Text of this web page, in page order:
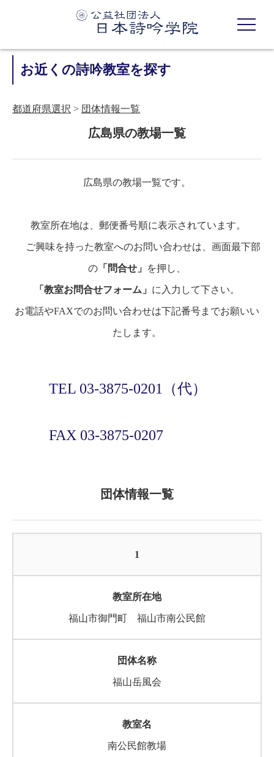
お近くの詩吟教室を探す
都道府県選択 団体情報一覧
広島県の教場一覧
広島県の教場一覧です。
教室所在地は、郵便番号順に表示されています。
ご興味を持った教室へのお問い合わせは、画面最下部
の 「問合せ」 を押し、
「教室お問合せフォーム」 に入力して下さい。
お電話やFAXでのお問い合わせは下記番号までお願いい
たします。
TEL 03-3875-0201（代）
FAX 03-3875-0207
団体情報一覧
1
福山市御門町 福山市南公民館
福山岳風会
南公民館教場